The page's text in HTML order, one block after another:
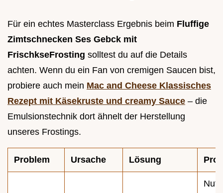
Für ein echtes Masterclass Ergebnis beim Fluffige
Zimtschnecken Ses Gebck mit
FrischkseFrosting solltest du auf die Details
achten. Wenn du ein Fan von cremigen Saucen bist,
probiere auch mein Mac and Cheese Klassisches
Rezept mit Käsekruste und creamy Sauce – die
Emulsionstechnik dort ähnelt der Herstellung
unseres Frostings.
Problem Ursache Lösung Pro